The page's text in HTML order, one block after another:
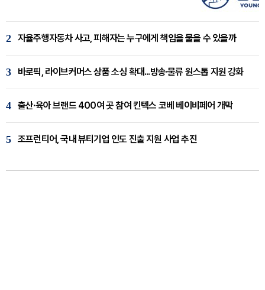
2 자율주행자동차 사고, 피해자는 누구에게 책임을 물을 수 있을까
3 바로픽, 라이브커머스 상품 소싱 확대...방송·물류 원스톱 지원 강화
4 출산·육아 브랜드 400여 곳 참여 킨텍스 코베 베이비페어 개막
5 조프런티어, 국내 뷰티기업 인도 진출 지원 사업 추진